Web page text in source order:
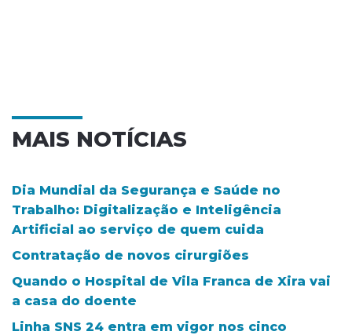
MAIS NOTÍCIAS
Dia Mundial da Segurança e Saúde no
Trabalho: Digitalização e Inteligência
Artificial ao serviço de quem cuida
Contratação de novos cirurgiões
Quando o Hospital de Vila Franca de Xira vai
a casa do doente
Linha SNS 24 entra em vigor nos cinco